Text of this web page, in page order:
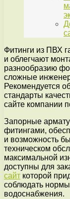
Фитинги из ПВХ
и облегчают
разнообразию
сложные
Рекомендуется
стандарты
сайте компании
Запорные
фитингами,
и возможность
техническом
максимальной
доступны для
сайт которой
соблюдать
водоснабжения.